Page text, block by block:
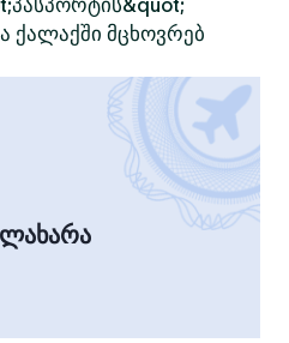
ქალაქში მცხოვრებ